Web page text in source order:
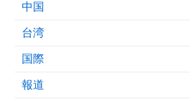
中国
台湾
国際
報道